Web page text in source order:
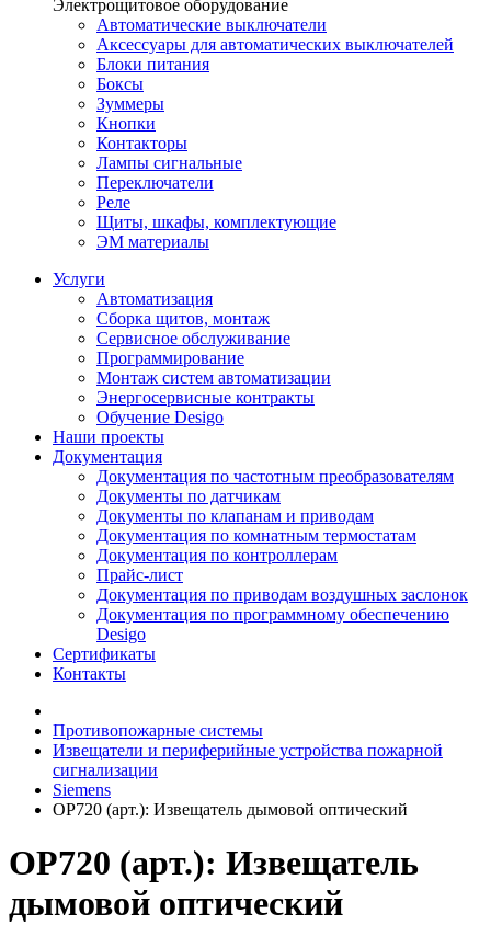
Электрощитовое оборудование
Автоматические выключатели
Аксессуары для автоматических выключателей
Блоки питания
Боксы
Зуммеры
Кнопки
Контакторы
Лампы сигнальные
Переключатели
Реле
Щиты, шкафы, комплектующие
ЭМ материалы
Услуги
Автоматизация
Сборка щитов, монтаж
Сервисное обслуживание
Программирование
Монтаж систем автоматизации
Энергосервисные контракты
Обучение Desigo
Наши проекты
Документация
Документация по частотным преобразователям
Документы по датчикам
Документы по клапанам и приводам
Документация по комнатным термостатам
Документация по контроллерам
Прайс-лист
Документация по приводам воздушных заслонок
Документация по программному обеспечению
Desigo
Сертификаты
Контакты
Противопожарные системы
Извещатели и периферийные устройства пожарной
сигнализации
Siemens
OP720 (арт.): Извещатель дымовой оптический
OP720 (арт.): Извещатель
дымовой оптический